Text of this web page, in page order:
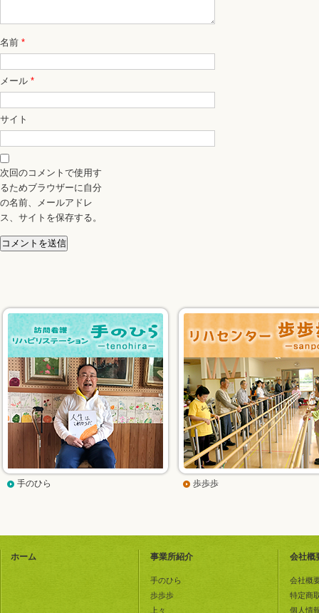
名前 *
メール *
サイト
次回のコメントで使用す
るためブラウザーに自分
の名前、メールアドレ
ス、サイトを保存する。
手のひら 歩歩歩
ホーム 事業所紹介
手のひら
歩歩歩
上々
会社概
会社概
特定商
個人情